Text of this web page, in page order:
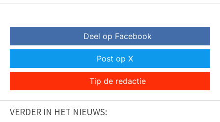
Deel op Facebook
Post op X
Tip de redactie
VERDER IN HET NIEUWS: